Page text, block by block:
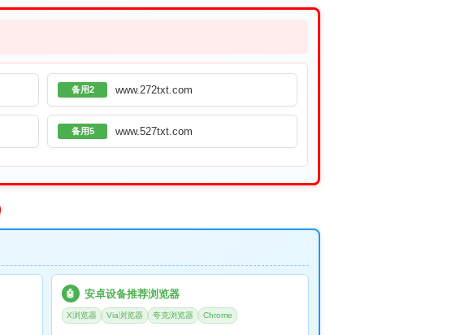
备用2 www.272txt.com
备用5 www.527txt.com
🤖 安卓设备推荐浏览器
X浏览器 Via浏览器 夸克浏览器 Chrome